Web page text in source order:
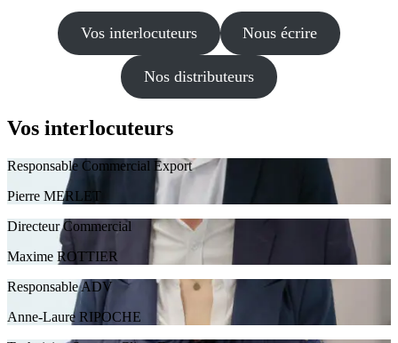
Vos interlocuteurs Nous écrire
Nos distributeurs
Vos interlocuteurs
Responsable Commercial Export
Pierre MERLET
Directeur Commercial
Maxime ROTTIER
Responsable ADV
Anne-Laure RIPOCHE